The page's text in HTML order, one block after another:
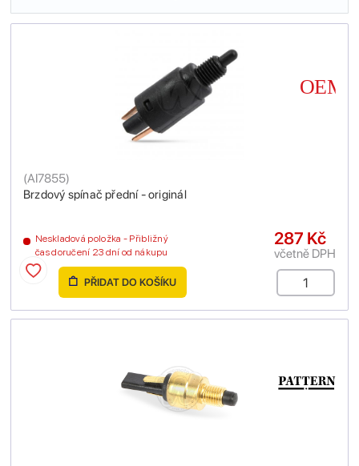
Brzdový spínač přední - originál
(AI7855)
Neskladová položka - Přibližný
čas doručení 23 dní od nákupu
287 Kč
včetně DPH
PŘIDAT DO KOŠÍKU